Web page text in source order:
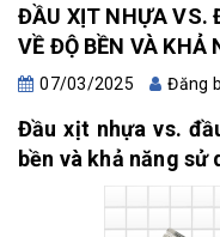
ĐẦU XỊT NHỰA VS.
VỀ ĐỘ BỀN VÀ KHẢ
07/03/2025 Đăng
Đầu xịt nhựa vs.
bền và khả năng sử